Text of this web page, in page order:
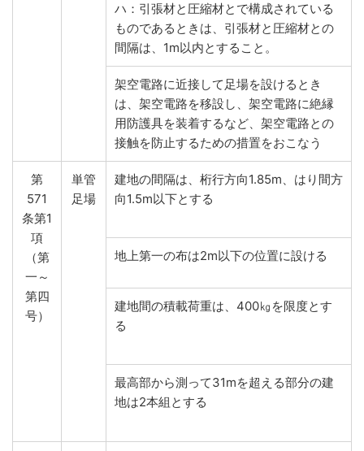
ハ：引張材と圧縮材とで構成されている
ものであるときは、引張材と圧縮材との
間隔は、1m以内とすること。
架空電路に近接して足場を設けるとき
は、架空電路を移設し、架空電路に絶縁
用防護具を装着するなど、架空電路との
接触を防止するための措置をおこなう
第
571
条第1
項
（第
一～
第四
号）
単管
足場
建地の間隔は、桁行方向1.85m、はり間方
向1.5m以下とする
地上第一の布は2m以下の位置に設ける
建地間の積載荷重は、400㎏を限度とす
る
最高部から測って31mを超える部分の建
地は2本組とする